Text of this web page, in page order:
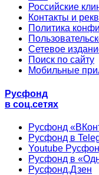
Российские
Контакты и
Политика
Сетевое
Поиск по сайту
Мобильные
Русфонд
в соц.сетях
Русфонд
Русфонд в
Youtube
Русфонд в
Русфонд.Дзен